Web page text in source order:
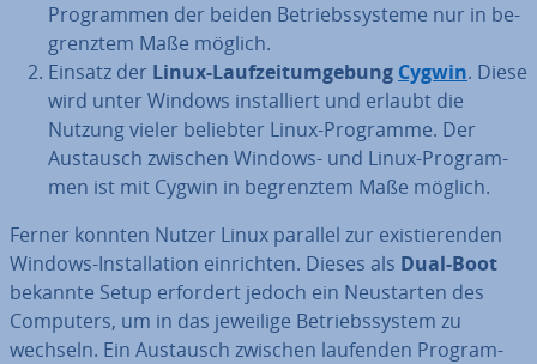
Pro­gram­men der beiden Be­triebs­sys­te­me nur in be­
grenz­tem Maße möglich.
Einsatz der Linux-Lauf­zeit­um­ge­bung Cygwin. Diese
wird unter Windows in­stal­liert und erlaubt die
Nutzung vieler beliebter Linux-Programme. Der
Austausch zwischen Windows- und Linux-Pro­gram­
men ist mit Cygwin in be­grenz­tem Maße möglich.
Ferner konnten Nutzer Linux parallel zur exis­tie­ren­den
Windows-In­stal­la­ti­on ein­rich­ten. Dieses als Dual-Boot
bekannte Setup erfordert jedoch ein Neu­star­ten des
Computers, um in das jeweilige Be­triebs­sys­tem zu
wechseln. Ein Austausch zwischen laufenden Pro­gram­